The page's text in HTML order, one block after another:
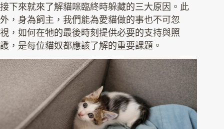
接下來就來了解貓咪臨終時躲藏的三大原因。此
外，身為飼主，我們能為愛貓做的事也不可忽
視，如何在牠的最後時刻提供必要的支持與照
護，是每位貓奴都應該了解的重要課題。